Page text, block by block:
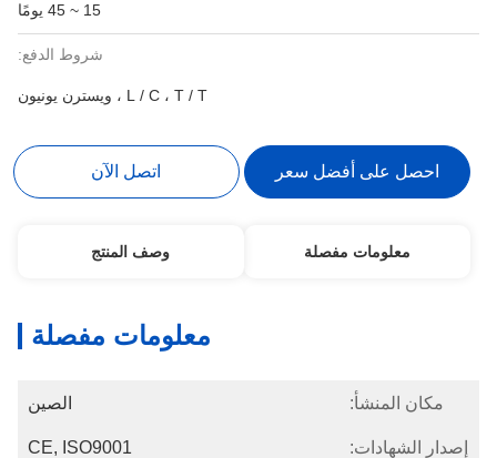
15 ~ 45 يومًا
شروط الدفع:
L / C ، T / T ، ويسترن يونيون
احصل على أفضل سعر اتصل الآن
معلومات مفصلة وصف المنتج
معلومات مفصلة
مكان المنشأ: الصين
إصدار الشهادات: CE, ISO9001